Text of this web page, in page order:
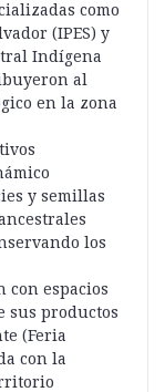
como
(IPES) y
Indígena
al
en la zona
y semillas
los
con espacios
sus productos
(Feria
con la